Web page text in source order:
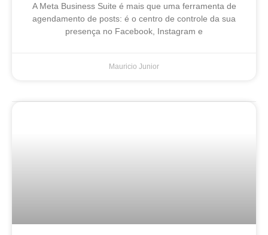
A Meta Business Suite é mais que uma ferramenta de
agendamento de posts: é o centro de controle da sua
presença no Facebook, Instagram e
Mauricio Junior